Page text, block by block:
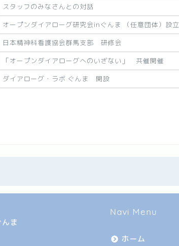
スタッフのみなさんとの対話
オープンダイアローグ研究会inぐんま （任意団体）設立
日本精神科看護協会群馬支部 研修会
「オープンダイアローグへのいざない」 共催開催
ダイアローグ・ラボ ぐんま 開設
ま
Navi Menu
ホーム